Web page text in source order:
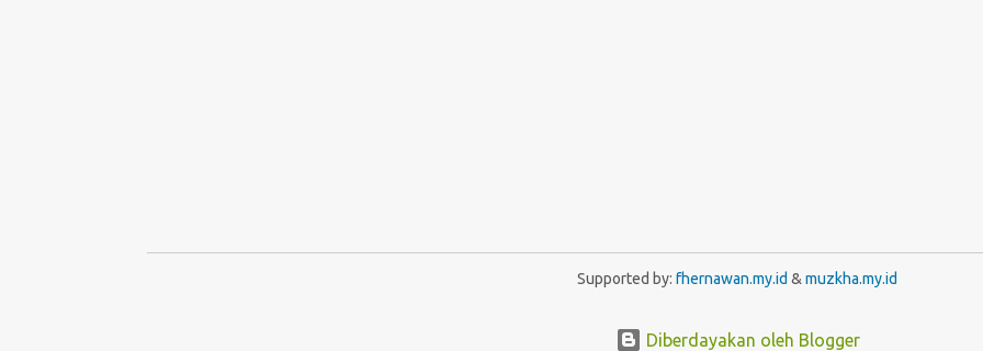
Supported by: fhernawan.my.id &muzkha.my.id
Diberdayakan oleh Blogger